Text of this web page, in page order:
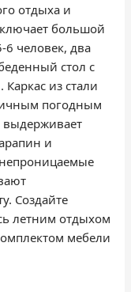
отдыха и
большой
человек, два
стол с
из стали
погодным
выдерживает
и
Создайте
летним отдыхом
мебели